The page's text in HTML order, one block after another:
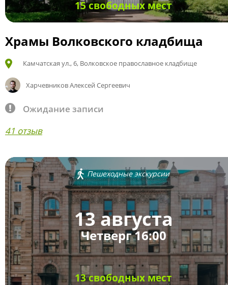
15 свободных мест
Храмы Волковского кладбища
Камчатская ул., 6, Волковское православное кладбище
Харчевников Алексей Сергеевич
Ожидание записи
41 отзыв
Пешеходные экскурсии
13 августа
Четверг 16:00
13 свободных мест